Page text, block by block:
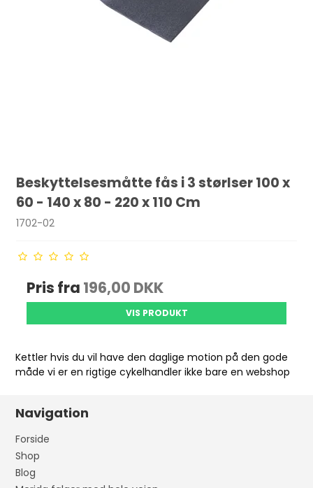
Beskyttelsesmåtte fås i 3 størlser 100 x
60 - 140 x 80 - 220 x 110 Cm
1702-02
Pris fra 196,00 DKK
VIS PRODUKT
Kettler hvis du vil have den daglige motion på den gode
måde vi er en rigtige cykelhandler ikke bare en webshop
Navigation
Forside
Shop
Blog